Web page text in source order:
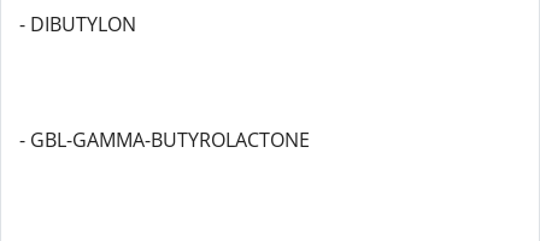
- DIBUTYLON
- GBL-GAMMA-BUTYROLACTONE